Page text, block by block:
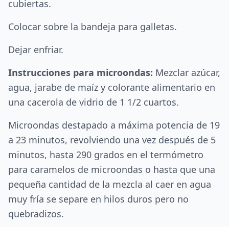
cubiertas.
Colocar sobre la bandeja para galletas.
Dejar enfriar.
Instrucciones para microondas: Mezclar azúcar,
agua, jarabe de maíz y colorante alimentario en
una cacerola de vidrio de 1 1/2 cuartos.
Microondas destapado a máxima potencia de 19
a 23 minutos, revolviendo una vez después de 5
minutos, hasta 290 grados en el termómetro
para caramelos de microondas o hasta que una
pequeña cantidad de la mezcla al caer en agua
muy fría se separe en hilos duros pero no
quebradizos.